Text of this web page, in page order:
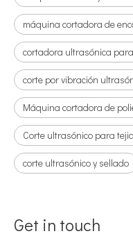
¿Cuál es el principio y la
máquina cortadora de
cortadora ultrasónica
corte por vibración
Máquina cortadora de
Corte ultrasónico para
corte ultrasónico y sellado
Get in touch